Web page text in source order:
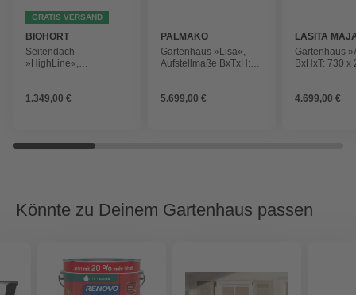
GRATIS VERSAND
BIOHORT
Seitendach
»HighLine«,
222 cm
1.349,00 €
PALMAKO
Gartenhaus »Lisa«,
Aufstellmaße BxTxH:
5.699,00 €
LASITA
Gartenhaus
BxHxT: 730 x
grüngrau
4.699,00 €
Könnte zu Deinem Gartenhaus passen